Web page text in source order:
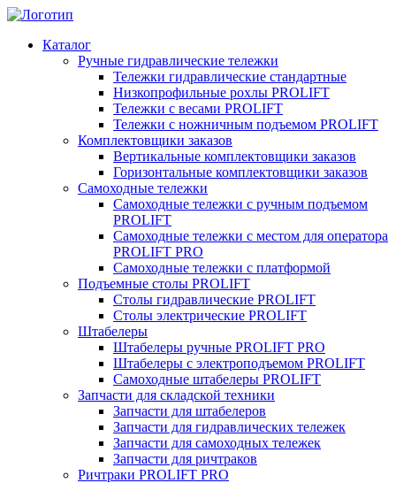
Каталог
Ручные гидравлические тележки
Тележки гидравлические стандартные
Низкопрофильные рохлы PROLIFT
Тележки с весами PROLIFT
Тележки с ножничным подъемом PROLIFT
Комплектовщики заказов
Вертикальные комплектовщики заказов
Горизонтальные комплектовщики заказов
Самоходные тележки
Самоходные тележки с ручным подъемом
PROLIFT
Самоходные тележки с местом для оператора
PROLIFT PRO
Самоходные тележки с платформой
Подъемные столы PROLIFT
Столы гидравлические PROLIFT
Столы электрические PROLIFT
Штабелеры
Штабелеры ручные PROLIFT PRO
Штабелеры с электроподъемом PROLIFT
Самоходные штабелеры PROLIFT
Запчасти для складской техники
Запчасти для штабелеров
Запчасти для гидравлических тележек
Запчасти для самоходных тележек
Запчасти для ричтраков
Ричтраки PROLIFT PRO